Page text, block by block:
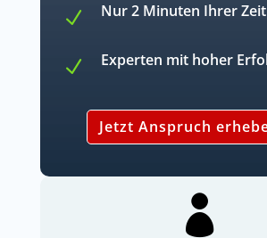
N Nur 2 Minuten Ihrer Zeit
N Experten mit hoher
Jetzt Anspruch
